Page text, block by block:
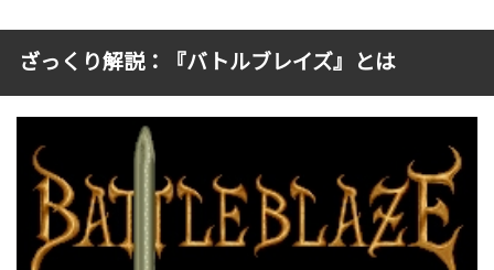
ざっくり解説：『バトルブレイズ』とは